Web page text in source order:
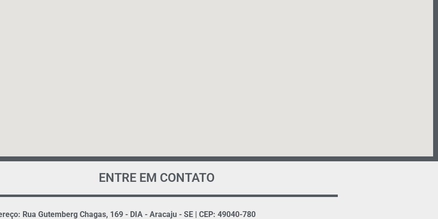
ENTRE EM CONTATO
Rua Gutemberg Chagas, 169 - DIA - Aracaju - SE | CEP: 49040-780